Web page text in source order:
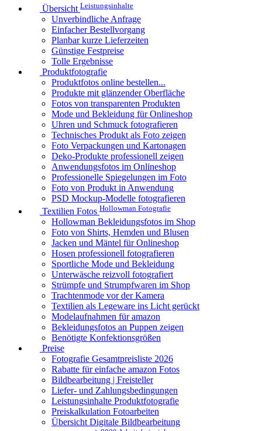
Übersicht Leistungsinhalte
Unverbindliche Anfrage
Einfacher Bestellvorgang
Planbar kurze Lieferzeiten
Günstige Festpreise
Tolle Ergebnisse
Produktfotografie
Produktfotos online bestellen...
Produkte mit glänzender Oberfläche
Fotos von transparenten Produkten
Mode und Bekleidung für Onlineshop
Uhren und Schmuck fotografieren
Technisches Produkt als Foto zeigen
Foto Verpackungen und Kartonagen
Deko-Produkte professionell zeigen
Anwendungsfotos im Onlineshop
Professionelle Spiegelungen im Foto
Foto von Produkt in Anwendung
PSD Mockup-Modelle fotografieren
Textilien Fotos Hollowman Fotografie
Hollowman Bekleidungsfotos im Shop
Foto von Shirts, Hemden und Blusen
Jacken und Mäntel für Onlineshop
Hosen professionell fotografieren
Sportliche Mode und Bekleidung
Unterwäsche reizvoll fotografiert
Strümpfe und Strumpfwaren im Shop
Trachtenmode vor der Kamera
Textilien als Legeware ins Licht gerückt
Modelaufnahmen für amazon
Bekleidungsfotos an Puppen zeigen
Benötigte Konfektionsgrößen
Preise
Fotografie Gesamtpreisliste 2026
Rabatte für einfache amazon Fotos
Bildbearbeitung | Freisteller
Liefer- und Zahlungsbedingungen
Leistungsinhalte Produktfotografie
Preiskalkulation Fotoarbeiten
Übersicht Digitale Bildbearbeitung